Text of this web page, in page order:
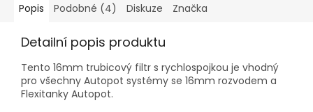
Popis Podobné (4) Diskuze Značka
Detailní popis produktu
Tento 16mm trubicový filtr s rychlospojkou je vhodný
pro všechny Autopot systémy se 16mm rozvodem a
Flexitanky Autopot.